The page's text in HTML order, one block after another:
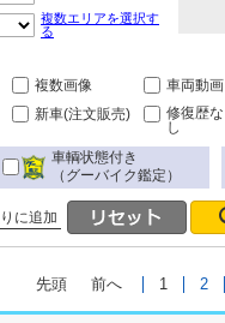
複数エリアを選択す
る
複数画像 車両動画
新車(注文販売)
修復歴な
し
車輌状態付き
（グーバイク鑑定）
に追加
先頭 前へ 1 2